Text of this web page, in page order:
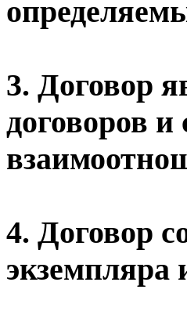
3. Договор
договоров
4. Договор